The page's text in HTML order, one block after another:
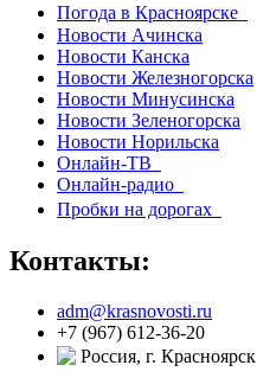
Погода в Красноярске
Новости Ачинска
Новости Канска
Новости Железногорска
Новости Минусинска
Новости Зеленогорска
Новости Норильска
Онлайн-ТВ
Онлайн-радио
Пробки на дорогах
Контакты:
adm@krasnovosti.ru
+7 (967) 612-36-20
Россия, г. Красноярск